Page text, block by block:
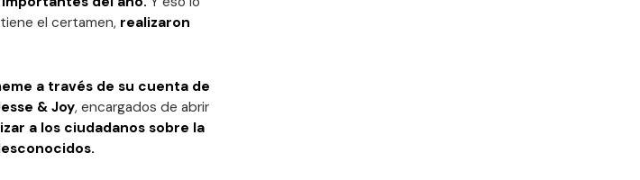
el certamen, realizaron
a través de su cuenta de
& Joy, encargados de abrir
a los ciudadanos sobre la